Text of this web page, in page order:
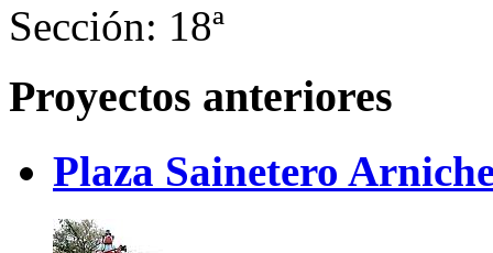
Sección: 18ª
Proyectos anteriores
Plaza Sainetero